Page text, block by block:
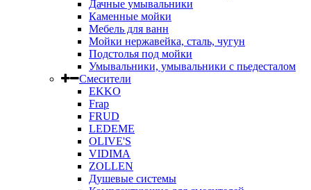
Дачные умывальники
Каменные мойки
Мебель для ванн
Мойки нержавейка, сталь, чугун
Подстолья под мойки
Умывальники, умывальники с пьедесталом
Смесители
EKKO
Frap
FRUD
LEDEME
OLIVE'S
VIDIMA
ZOLLEN
Душевые системы